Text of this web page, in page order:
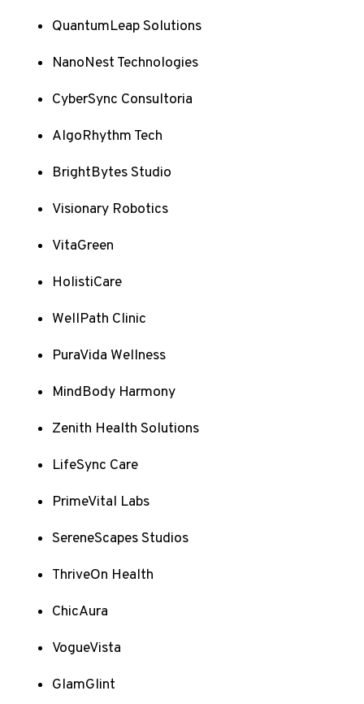
QuantumLeap Solutions
NanoNest Technologies
CyberSync Consultoria
AlgoRhythm Tech
BrightBytes Studio
Visionary Robotics
VitaGreen
HolistiCare
WellPath Clinic
PuraVida Wellness
MindBody Harmony
Zenith Health Solutions
LifeSync Care
PrimeVital Labs
SereneScapes Studios
ThriveOn Health
ChicAura
VogueVista
GlamGlint